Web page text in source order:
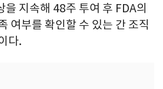
을 지속해 48주 투여 후 FDA의
여부를 확인할 수 있는 간 조직
다.